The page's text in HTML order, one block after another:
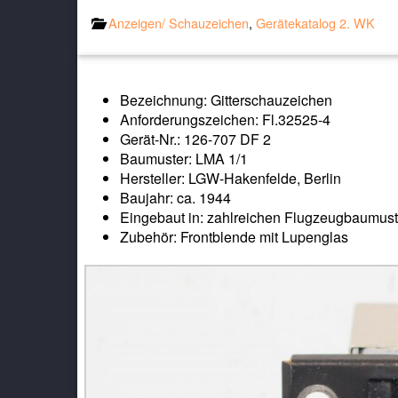
Anzeigen/ Schauzeichen, Gerätekatalog 2. WK
Bezeichnung: Gitterschauzeichen
Anforderungszeichen: Fl.32525-4
Gerät-Nr.: 126-707 DF 2
Baumuster: LMA 1/1
Hersteller: LGW-Hakenfelde, Berlin
Baujahr: ca. 1944
Eingebaut in: zahlreichen
Zubehör: Frontblende mit Lupenglas